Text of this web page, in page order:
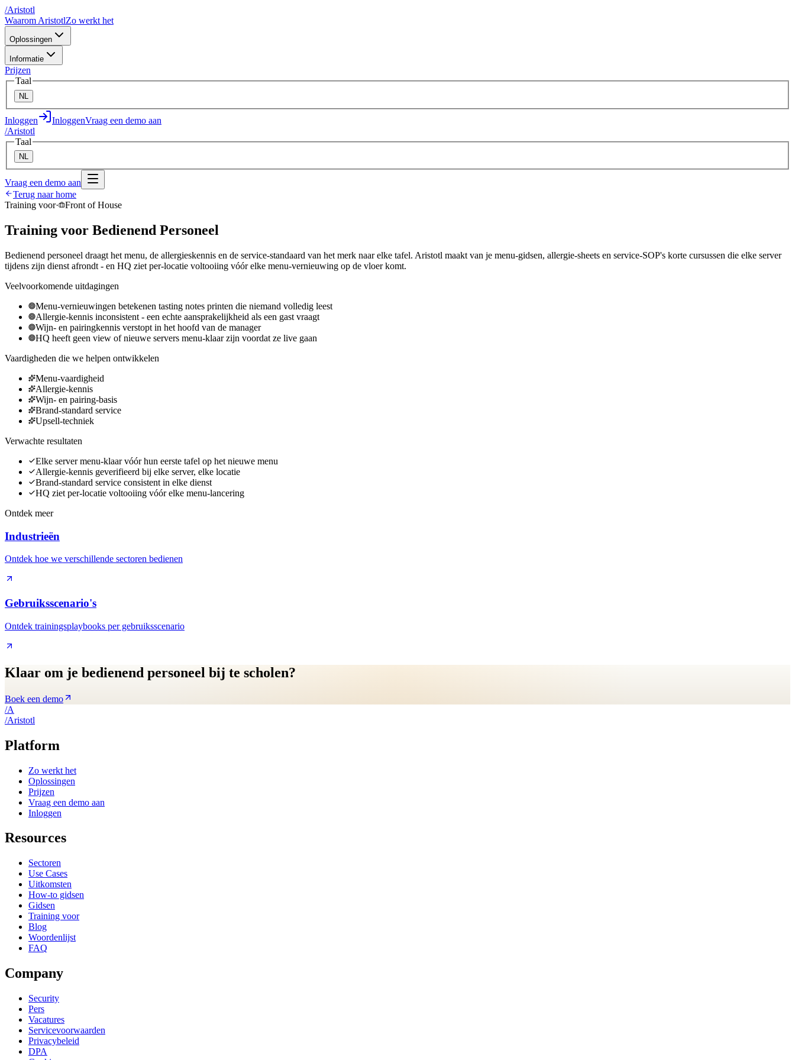
/Aristotl
Waarom AristotlZo werkt het
Oplossingen
Informatie
Prijzen
Taal
NL
Inloggen InloggenVraag een demo aan
/Aristotl
Taal
NL
Vraag een demo aan
Terug naar home
Training voor· Front of House
Training voor Bedienend Personeel
Bedienend personeel draagt het menu, de allergieskennis en de service-standaard van het merk naar elke tafel. Aristotl maakt van je menu-gidsen, allergie-sheets en service-SOP's korte cursussen die elke server
tijdens zijn dienst afrondt - en HQ ziet per-locatie voltooiing vóór elke menu-vernieuwing op de vloer komt.
Veelvoorkomende uitdagingen
Menu-vernieuwingen betekenen tasting notes printen die niemand volledig leest
Allergie-kennis inconsistent - een echte aansprakelijkheid als een gast vraagt
Wijn- en pairingkennis verstopt in het hoofd van de manager
HQ heeft geen view of nieuwe servers menu-klaar zijn voordat ze live gaan
Vaardigheden die we helpen ontwikkelen
Menu-vaardigheid
Allergie-kennis
Wijn- en pairing-basis
Brand-standard service
Upsell-techniek
Verwachte resultaten
Elke server menu-klaar vóór hun eerste tafel op het nieuwe menu
Allergie-kennis geverifieerd bij elke server, elke locatie
Brand-standard service consistent in elke dienst
HQ ziet per-locatie voltooiing vóór elke menu-lancering
Ontdek meer
Industrieën
Ontdek hoe we verschillende sectoren bedienen
Gebruiksscenario's
Ontdek trainingsplaybooks per gebruiksscenario
Klaar om je bedienend personeel bij te scholen?
Boek een demo
/A
/Aristotl
Platform
Zo werkt het
Oplossingen
Prijzen
Vraag een demo aan
Inloggen
Resources
Sectoren
Use Cases
Uitkomsten
How-to gidsen
Gidsen
Training voor
Blog
Woordenlijst
FAQ
Company
Security
Pers
Vacatures
Servicevoorwaarden
Privacybeleid
DPA